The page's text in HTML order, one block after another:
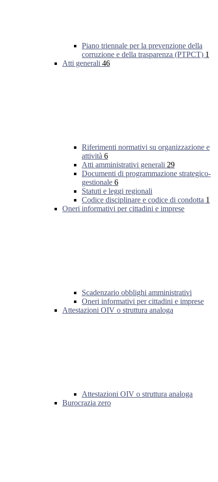
Piano triennale per la prevenzione della
corruzione e della trasparenza (PTPCT) 1
Atti generali 46
Riferimenti normativi su organizzazione e
attività 6
Atti amministrativi generali 29
Documenti di programmazione strategico-
gestionale 6
Statuti e leggi regionali
Codice disciplinare e codice di condotta 1
Oneri informativi per cittadini e imprese
Scadenzario obblighi amministrativi
Oneri informativi per cittadini e imprese
Attestazioni OIV o struttura analoga
Attestazioni OIV o struttura analoga
Burocrazia zero